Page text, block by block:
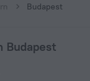
Budapest
Budapest